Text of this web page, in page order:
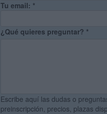
Tu email: *
¿Qué quieres preguntar? *
Escribe aquí las dudas o
preinscripción, precios, plazas